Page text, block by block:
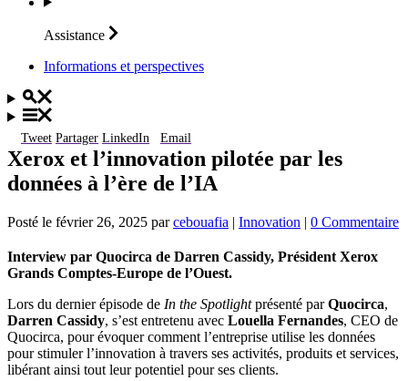
Assistance
Informations et perspectives
Tweet Partager LinkedIn Email
Xerox et l’innovation pilotée par les
données à l’ère de l’IA
Posté le février 26, 2025 parcebouafia | Innovation | 0 Commentaire
Interview par Quocirca de Darren Cassidy, Président Xerox
Grands Comptes-Europe de l’Ouest.
Lors du dernier épisode de In the Spotlightprésenté parQuocirca,
Darren Cassidy, s’est entretenu avec Louella Fernandes, CEO de
Quocirca, pour évoquer comment l’entreprise utilise les données
pour stimuler l’innovation à travers ses activités, produits et services,
libérant ainsi tout leur potentiel pour ses clients.